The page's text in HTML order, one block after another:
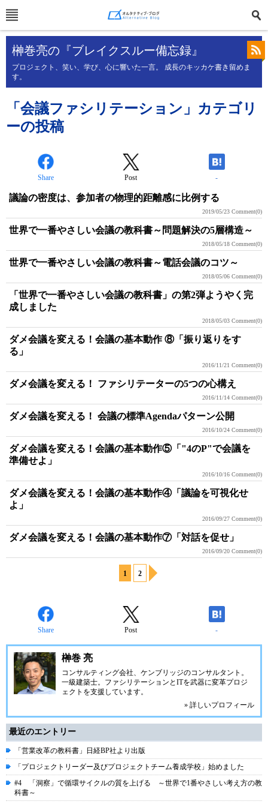
榊巻亮の『ブレイクスルー備忘録』
プロジェクト、笑い、学び、心に響いた一言。 成長のキッカケ書き留めま
す。
「会議ファシリテーション」カテゴリ
ーの投稿
Share Post -
議論の密度は、参加者の物理的距離感に比例する
2019/05/23 Comment(0)
世界で一番やさしい会議の教科書～問題解決の5層構造～
2018/05/18 Comment(0)
世界で一番やさしい会議の教科書～電話会議のコツ～
2018/05/06 Comment(0)
「世界で一番やさしい会議の教科書」の第2弾ようやく完
成しました
2018/05/03 Comment(0)
ダメ会議を変える！会議の基本動作 ⑧「振り返りをす
る」
2016/11/21 Comment(0)
ダメ会議を変える！ ファシリテーターの5つの心構え
2016/11/14 Comment(0)
ダメ会議を変える！ 会議の標準Agendaパターン公開
2016/10/24 Comment(0)
ダメ会議を変える！会議の基本動作⑤「"4のP"で会議を
準備せよ」
2016/10/16 Comment(0)
ダメ会議を変える！会議の基本動作④「議論を可視化せ
よ」
2016/09/27 Comment(0)
ダメ会議を変える！会議の基本動作⑦「対話を促せ」
2016/09/20 Comment(0)
1 2
Share Post -
榊巻 亮
コンサルティング会社、ケンブリッジのコンサルタント。
一級建築士。ファシリテーションとITを武器に変革プロジ
ェクトを支援しています。
» 詳しいプロフィール
最近のエントリー
「営業改革の教科書」日経BP社より出版
「プロジェクトリーダー及びプロジェクトチーム養成学校」始めました
#4 「洞察」で循環サイクルの質を上げる ～世界で1番やさしい考え方の教
科書～